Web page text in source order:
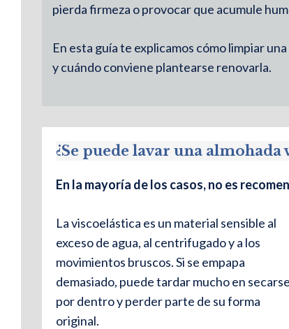
pierda firmeza o provocar que acumule
En esta guía te explicamos cómo limpiar
y cuándo conviene plantearse renovarla.
¿Se puede lavar una almohada
En la mayoría de los casos, no es
La viscoelástica es un material sensible al
exceso de agua, al centrifugado y a los
movimientos bruscos. Si se empapa
demasiado, puede tardar mucho en secarse
por dentro y perder parte de su forma
original.